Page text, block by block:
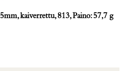
kaiverrettu, 813, Paino: 57,7 g